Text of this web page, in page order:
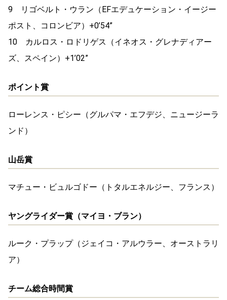
9 リゴベルト・ウラン（EFエデュケーション・イージー
ポスト、コロンビア）+0’54”
10 カルロス・ロドリゲス（イネオス・グレナディアー
ズ、スペイン）+1’02”
ポイント賞
ローレンス・ピシー（グルパマ・エフデジ、ニュージーラ
ンド）
山岳賞
マチュー・ビュルゴドー（トタルエネルジー、フランス）
ヤングライダー賞（マイヨ・ブラン）
ルーク・プラップ（ジェイコ・アルウラー、オーストラリ
ア）
チーム総合時間賞